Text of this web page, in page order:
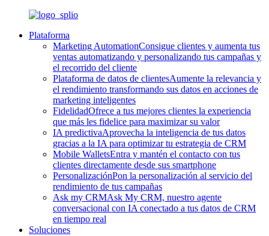
Plataforma
Marketing AutomationConsigue clientes y aumenta tus
ventas automatizando y personalizando tus campañas y
el recorrido del cliente
Plataforma de datos de clientesAumente la relevancia y
el rendimiento transformando sus datos en acciones de
marketing inteligentes
FidelidadOfrece a tus mejores clientes la experiencia
que más les fidelice para maximizar su valor
IA predictivaAprovecha la inteligencia de tus datos
gracias a la IA para optimizar tu estrategia de CRM
Mobile WalletsEntra y mantén el contacto con tus
clientes directamente desde sus smartphone
PersonalizaciónPon la personalización al servicio del
rendimiento de tus campañas
Ask my CRMAsk My CRM, nuestro agente
conversacional con IA conectado a tus datos de CRM
en tiempo real
Soluciones